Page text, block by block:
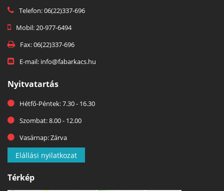
Telefon: 06(22)337-696
Mobil: 20-977-6494
Fax: 06(22)337-696
E-mail: info@fabarkacs.hu
Nyitvatartás
Hétfő-Péntek: 7.30 - 16.30
Szombat: 8.00 - 12.00
Vasárnap: Zárva
Elállási nyilatkozat
Térkép